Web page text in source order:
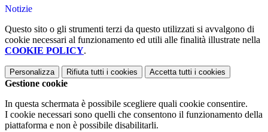
Notizie
Questo sito o gli strumenti terzi da questo utilizzati si avvalgono di
cookie necessari al funzionamento ed utili alle finalità illustrate nella
COOKIE POLICY.
Personalizza Rifiuta tutti i cookies Accetta tutti i cookies
Gestione cookie
In questa schermata è possibile scegliere quali cookie consentire.
I cookie necessari sono quelli che consentono il funzionamento della
piattaforma e non è possibile disabilitarli.